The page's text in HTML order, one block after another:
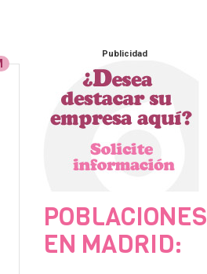
Publicidad
POBLACIONES
EN MADRID: